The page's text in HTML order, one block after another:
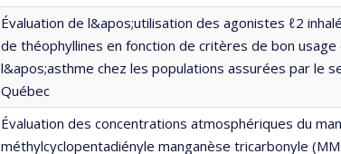
Évaluation de l&apos;utilisation des agonistes ℓ2
de théophyllines en fonction de critères de bon
l&apos;asthme chez les populations assurées par le
Québec
Évaluation des concentrations atmosphériques du
méthylcyclopentadiényle manganèse tricarbonyle